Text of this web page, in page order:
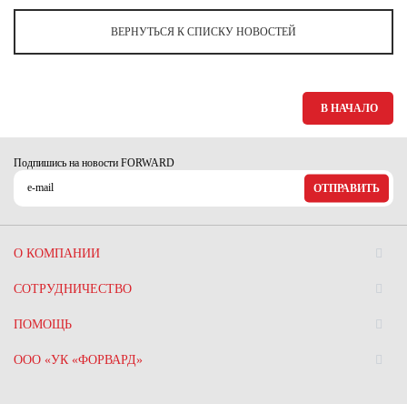
Челябинская область (2)ВЕРНУТЬСЯ К СПИСКУ НОВОСТЕЙ
В НАЧАЛО
Подпишись на новости FORWARD
ОТПРАВИТЬ
О КОМПАНИИ
СОТРУДНИЧЕСТВО
ПОМОЩЬ
ООО «УК «ФОРВАРД»